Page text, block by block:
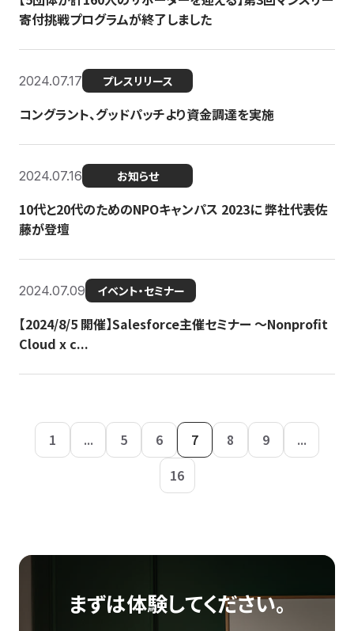
寄付挑戦プログラムが終了しました
2024.07.17 プレスリリース
コングラント、グッドパッチより資金調達を実施
2024.07.16 お知らせ
10代と20代のためのNPOキャンパス 2023に 弊社代表佐
藤が登壇
2024.07.09 イベント・セミナー
【2024/8/5 開催】Salesforce主催セミナー 〜Nonprofit
Cloud x c...
1 ... 5 6 7 8 9
...
16
まずは体験してください。